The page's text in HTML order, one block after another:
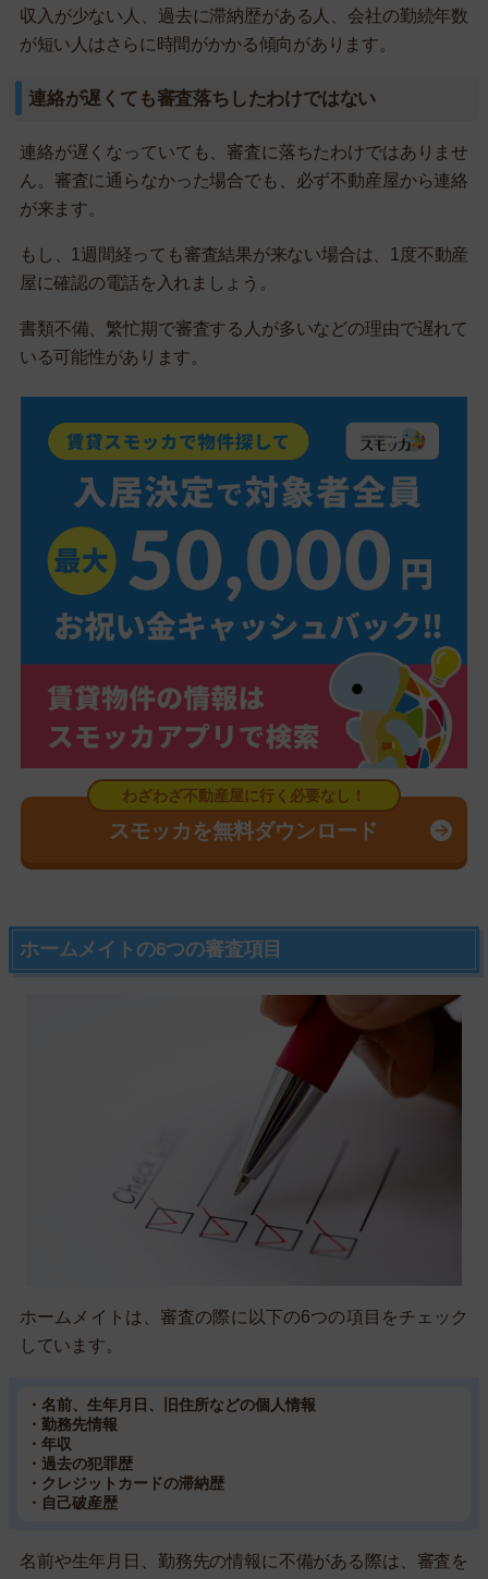
収入が少ない人、過去に滞納歴がある人、会社の勤続年数
が短い人はさらに時間がかかる傾向があります。
連絡が遅くても審査落ちしたわけではない
連絡が遅くなっていても、審査に落ちたわけではありませ
ん。審査に通らなかった場合でも、必ず不動産屋から連絡
が来ます。
もし、1週間経っても審査結果が来ない場合は、1度不動産
屋に確認の電話を入れましょう。
書類不備、繁忙期で審査する人が多いなどの理由で遅れて
いる可能性があります。
スモッカを無料ダウンロード
ホームメイトの6つの審査項目
ホームメイトは、審査の際に以下の6つの項目をチェック
しています。
・名前、生年月日、旧住所などの個人情報
・勤務先情報
・年収
・過去の犯罪歴
・クレジットカードの滞納歴
・自己破産歴
名前や生年月日、勤務先の情報に不備がある際は、審査を